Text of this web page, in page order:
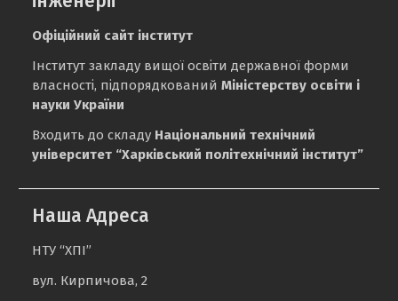
Офіційний сайт інститут
Інститут закладу вищої освіти державної форми
власності, підпорядкованийМіністерству освіти і
науки України
Входить до складу Національний технічний
університет “Харківський політехнічний інститут”
Наша Адреса
НТУ “ХПІ”
вул. Кирпичова, 2